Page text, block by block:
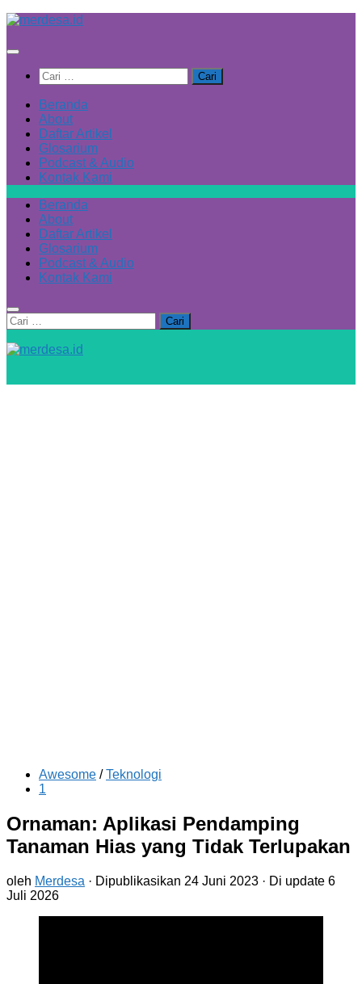
Skip
content
Cari
untuk:
Beranda
About
Daftar Artikel
Glosarium
Podcast & Audio
Kontak Kami
Beranda
About
Daftar Artikel
Glosarium
Podcast & Audio
Kontak Kami
Cari
untuk:
Awesome / Teknologi
1
Ornaman: Aplikasi Pendamping
Tanaman Hias yang Tidak Terlupakan
oleh Merdesa · Dipublikasikan 24 Juni 2023 · Di update 6
Juli 2026